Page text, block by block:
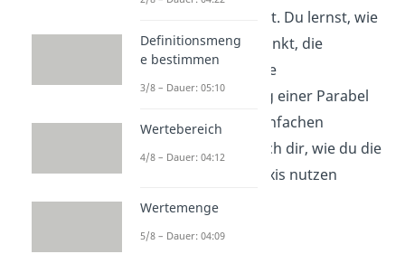
Formel anwendest. Du lernst, wie
du den Scheitelpunkt, die
Nullstellen und die
Öffnungsrichtung einer Parabel
bestimmst. Mit einfachen
Beispielen zeige ich dir, wie du die
Formel in der Praxis nutzen
kannst.
Definitionsmeng
e bestimmen
3/8 – Dauer: 05:10
Wertebereich
4/8 – Dauer: 04:12
Wertemenge
5/8 – Dauer: 04:09